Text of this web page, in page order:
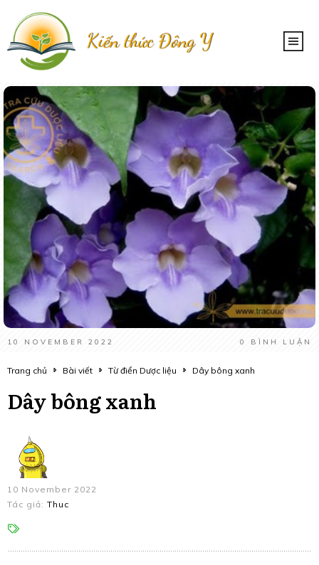
Kiến thức Đông Y
10 NOVEMBER 2022 0 BÌNH LUẬN
Trang chủ Bài viết Từ điển Dược liệu Dây bông xanh
Dây bông xanh
10 November 2022
Tác giả: Thuc